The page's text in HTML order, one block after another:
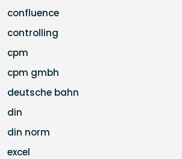
confluence
controlling
cpm
cpm gmbh
deutsche bahn
din
din norm
excel